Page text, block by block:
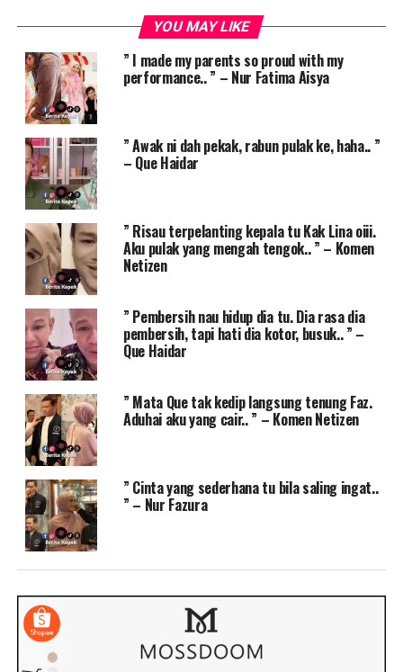
YOU MAY LIKE
” I made my parents so proud with my
performance.. ” – Nur Fatima Aisya
” Awak ni dah pekak, rabun pulak ke, haha.. ”
– Que Haidar
” Risau terpelanting kepala tu Kak Lina oiii.
Aku pulak yang mengah tengok.. ” – Komen
Netizen
” Pembersih nau hidup dia tu. Dia rasa dia
pembersih, tapi hati dia kotor, busuk.. ” –
Que Haidar
” Mata Que tak kedip langsung tenung Faz.
Aduhai aku yang cair.. ” – Komen Netizen
” Cinta yang sederhana tu bila saling ingat..
” – Nur Fazura